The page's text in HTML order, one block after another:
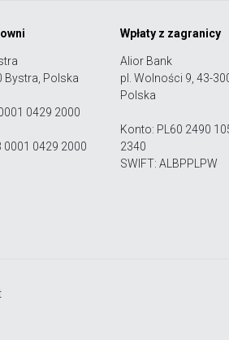
Bystra, Polska
0429 2000
0001 0429 2000
Wpłaty z zagranicy
Alior Bank
pl. Wolności 9, 43-
Polska
Konto: PL60 2490
2340
SWIFT: ALBPPLPW